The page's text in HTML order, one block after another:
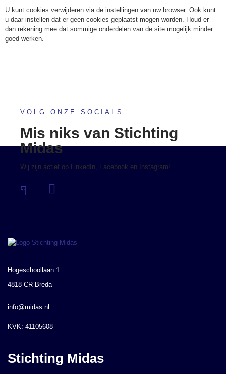
U kunt cookies verwijderen via de instellingen van uw browser. Ook kunt
u daar instellen dat er geen cookies geplaatst mogen worden. Houd er
dan rekening mee dat sommige onderdelen van de site mogelijk minder
goed werken.
VOLG ONZE SOCIALS
Mis niks van Stichting
Midas
Wij zijn actief op LinkedIn, Facebook en Instagram!
Hogeschoollaan 1
4818 CR Breda
info@midas.nl
KVK: 41105608
Stichting Midas